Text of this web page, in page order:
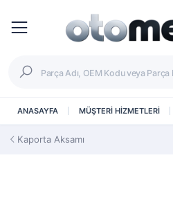
ANASAYFA MÜŞTERİ HİZMETLERİ
Kaporta Aksamı